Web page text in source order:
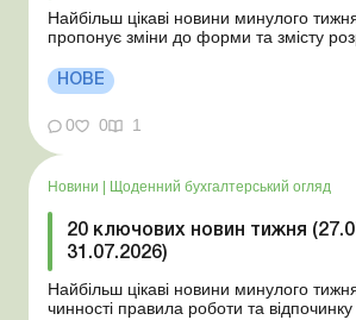
Найбільш цікаві новини минулого
пропонує зміни до форми та змісту
практичних ситуацій: лист від 10.07.2026
унормовав порядок примусового
нової Об’є...
НОВЕ
0 0 1
Новини Щоденний бухгалтерський огляд
20 ключових новин тижня
31.07.2026)
Найбільш цікаві новини минулого
чинності правила роботи та відпочинку